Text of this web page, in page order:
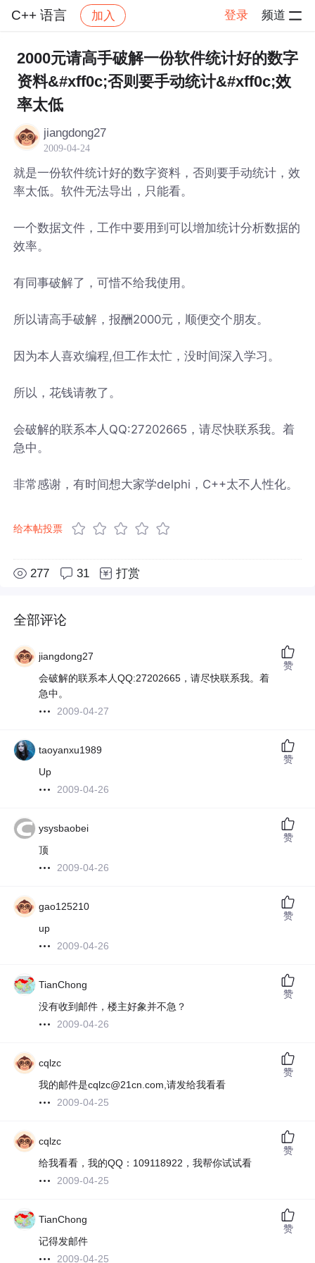
C++ 语言 加入 登录 频道
社区 C++ 语言 帖子详情
2000元请高手破解一份软件统计好的数字
资料&#xff0c;否则要手动统计&#xff0c;效
率太低
jiangdong27
2009-04-24
就是一份软件统计好的数字资料，否则要手动统计，效
率太低。软件无法导出，只能看。
一个数据文件，工作中要用到可以增加统计分析数据的
效率。
有同事破解了，可惜不给我使用。
所以请高手破解，报酬2000元，顺便交个朋友。
因为本人喜欢编程,但工作太忙，没时间深入学习。
所以，花钱请教了。
会破解的联系本人QQ:27202665，请尽快联系我。着
急中。
非常感谢，有时间想大家学delphi，C++太不人性化。
给本帖投票
277 31 打赏
全部评论
jiangdong27
会破解的联系本人QQ:27202665，请尽快联系我。着
急中。
2009-04-27
赞
taoyanxu1989
Up
2009-04-26
赞
ysysbaobei
顶
2009-04-26
赞
gao125210
up
2009-04-26
赞
TianChong
没有收到邮件，楼主好象并不急？
2009-04-26
赞
cqlzc
我的邮件是cqlzc@21cn.com,请发给我看看
2009-04-25
赞
cqlzc
给我看看，我的QQ：109118922，我帮你试试看
2009-04-25
赞
TianChong
记得发邮件
2009-04-25
赞